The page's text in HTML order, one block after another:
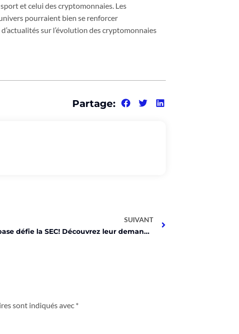
et celui des cryptomonnaies. Les
pourraient bien se renforcer
sur l’évolution des cryptomonnaies
Partage:
SUIVANT
Coinbase défie la SEC! Découvrez leur demande choc!
sont indiqués avec *